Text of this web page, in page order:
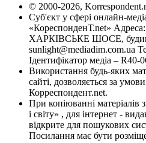
© 2000-2026,
Суб'єкт у сфері онлайн-
«КореспонденТ.net»
ХАРКІВСЬКЕ ШОСЕ,
sunlight@mediadim.com.ua
Ідентифікатор медіа – R40-
Використання будь-яких
сайті, дозволяється за
Корреспондент.net.
При копіюванні матеріалів
і світу» , для інтернет -
відкрите для пошукових
Посилання має бути